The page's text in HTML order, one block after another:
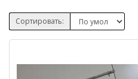
Сортировать: